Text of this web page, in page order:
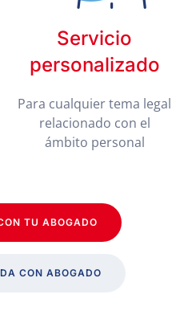
Servicio
personalizado
Para cualquier tema legal
relacionado con el
ámbito personal
TU ABOGADO
CON ABOGADO